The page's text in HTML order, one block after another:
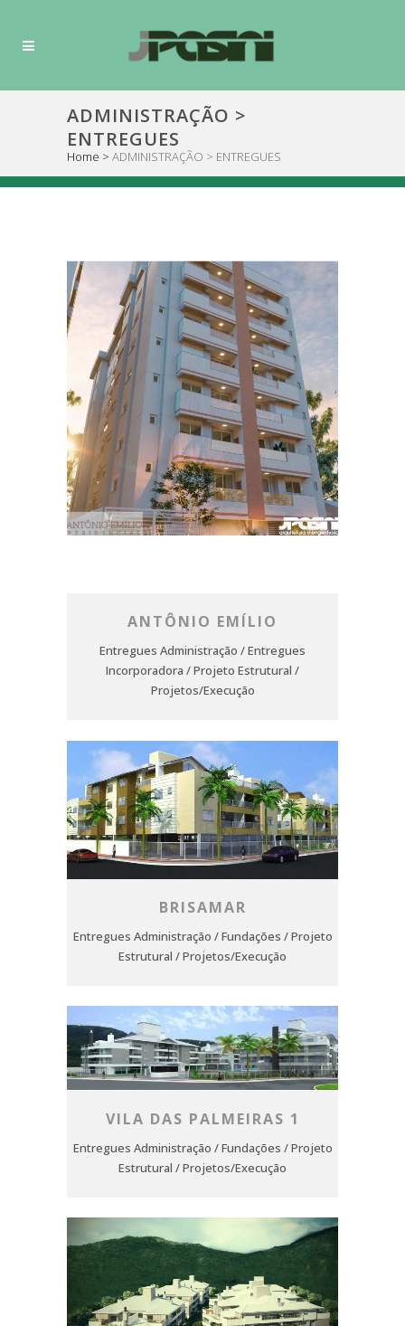
ADMINISTRAÇÃO >
ENTREGUES
Home > ADMINISTRAÇÃO > ENTREGUES
ANTÔNIO EMÍLIO
Entregues Administração / Entregues
Incorporadora / Projeto Estrutural /
Projetos/Execução
BRISAMAR
Entregues Administração / Fundações / Projeto
Estrutural / Projetos/Execução
VILA DAS PALMEIRAS 1
Entregues Administração / Fundações / Projeto
Estrutural / Projetos/Execução